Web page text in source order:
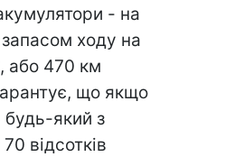
- на
ходу на
або 470 км
що якщо
будь-який з
відсотків